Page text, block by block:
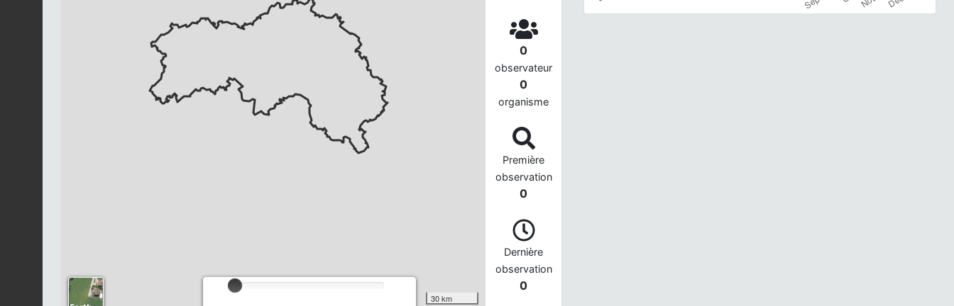
30 km
0
observateur
0
organisme
Première
observation
0
Dernière
observation
0